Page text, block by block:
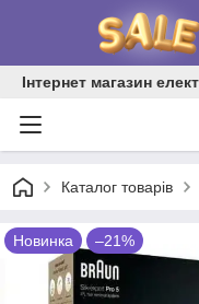
Інтернет магазин
Каталог товарів
Новинка –21%